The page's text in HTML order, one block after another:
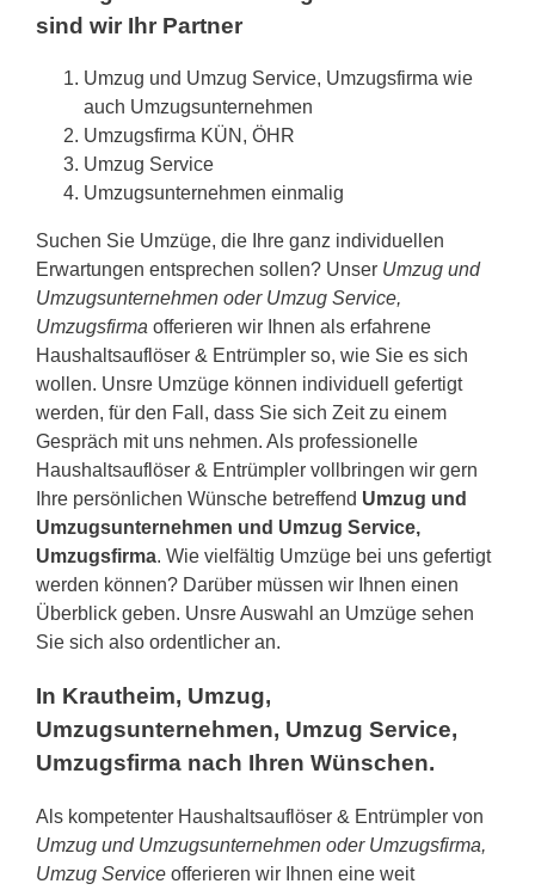
sind wir Ihr Partner
Umzug und Umzug Service, Umzugsfirma wie
auch Umzugsunternehmen
Umzugsfirma KÜN, ÖHR
Umzug Service
Umzugsunternehmen einmalig
Suchen Sie Umzüge, die Ihre ganz individuellen
Erwartungen entsprechen sollen? Unser Umzug und
Umzugsunternehmen oder Umzug Service,
Umzugsfirma offerieren wir Ihnen als erfahrene
Haushaltsauflöser & Entrümpler so, wie Sie es sich
wollen. Unsre Umzüge können individuell gefertigt
werden, für den Fall, dass Sie sich Zeit zu einem
Gespräch mit uns nehmen. Als professionelle
Haushaltsauflöser & Entrümpler vollbringen wir gern
Ihre persönlichen Wünsche betreffend Umzug und
Umzugsunternehmen und Umzug Service,
Umzugsfirma. Wie vielfältig Umzüge bei uns gefertigt
werden können? Darüber müssen wir Ihnen einen
Überblick geben. Unsre Auswahl an Umzüge sehen
Sie sich also ordentlicher an.
In Krautheim, Umzug,
Umzugsunternehmen, Umzug Service,
Umzugsfirma nach Ihren Wünschen.
Als kompetenter Haushaltsauflöser & Entrümpler von
Umzug und Umzugsunternehmen oder Umzugsfirma,
Umzug Service offerieren wir Ihnen eine weit